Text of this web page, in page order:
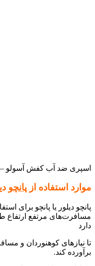
اسپری ضد آب کفش آسولو – حجم 150
موارد استفاده از پانچو
پانچو دیلور یا پانچو برای
مسافرت‌های مرتفع
دارد
تا نیازهای کوهنوردان و
برآورده کند.